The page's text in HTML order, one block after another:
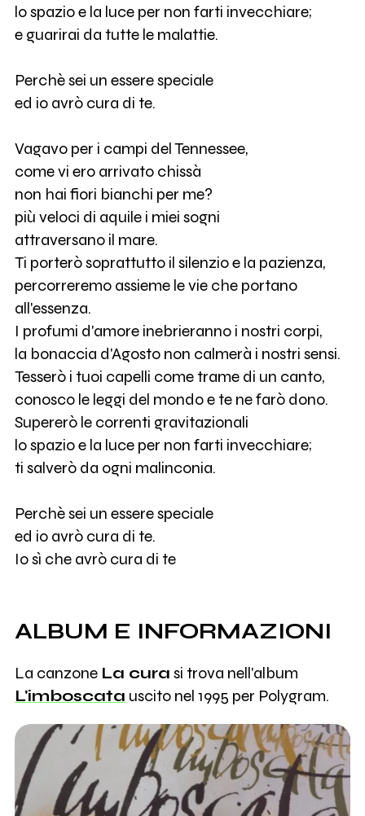
lo spazio e la luce per non farti invecchiare;
e guarirai da tutte le malattie.
Perchè sei un essere speciale
ed io avrò cura di te.
Vagavo per i campi del Tennessee,
come vi ero arrivato chissà
non hai fiori bianchi per me?
più veloci di aquile i miei sogni
attraversano il mare.
Ti porterò soprattutto il silenzio e la pazienza,
percorreremo assieme le vie che portano
all'essenza.
I profumi d'amore inebrieranno i nostri corpi,
la bonaccia d'Agosto non calmerà i nostri sensi.
Tesserò i tuoi capelli come trame di un canto,
conosco le leggi del mondo e te ne farò dono.
Supererò le correnti gravitazionali
lo spazio e la luce per non farti invecchiare;
ti salverò da ogni malinconia.
Perchè sei un essere speciale
ed io avrò cura di te.
Io sì che avrò cura di te
ALBUM E INFORMAZIONI
La canzone La cura si trova nell'album
L'imboscata uscito nel 1995 per Polygram.